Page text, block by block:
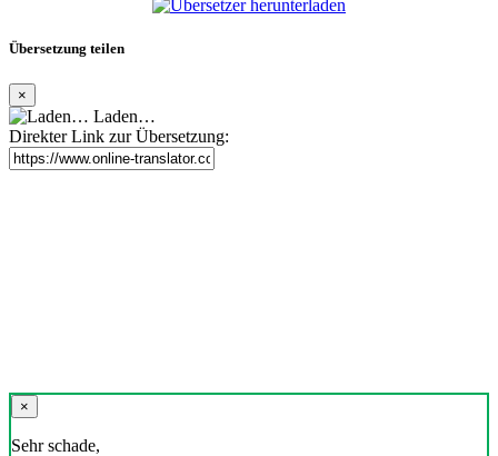
Übersetzung teilen
×
Laden…
Direkter Link zur Übersetzung:
×
Sehr schade,